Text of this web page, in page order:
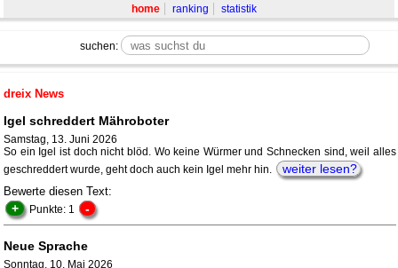
home ranking statistik
suchen:
dreix News
Igel schreddert Mähroboter
Samstag, 13. Juni 2026
So ein Igel ist doch nicht blöd. Wo keine Würmer und Schnecken sind, weil alles
geschreddert wurde, geht doch auch kein Igel mehr hin.
weiter lesen?
Bewerte diesen Text:
+ Punkte: 1 -
Neue Sprache
Sonntag, 10. Mai 2026